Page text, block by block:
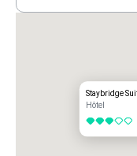
Staybridge
Hôtel
3 sur 5